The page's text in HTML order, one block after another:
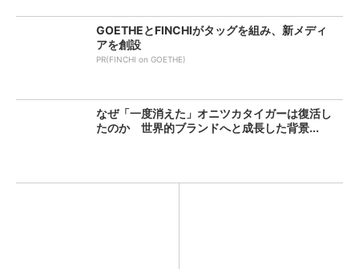
GOETHEとFINCHIがタッグを組み、新メディ
アを創設
PR(FINCHI on GOETHE)
なぜ「一度消えた」オニツカタイガーは復活し
たのか 世界的ブランドへと成長した背景...